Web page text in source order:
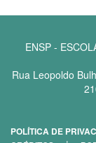
ENSP -
Rua Leopoldo
POLÍTICA DE